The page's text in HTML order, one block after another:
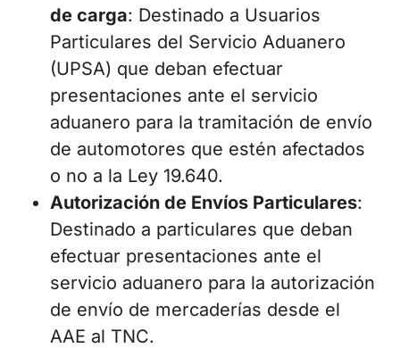
de carga: Destinado a Usuarios
Particulares del Servicio Aduanero
(UPSA) que deban efectuar
presentaciones ante el servicio
aduanero para la tramitación de envío
de automotores que estén afectados
o no a la Ley 19.640.
Autorización de Envíos Particulares:
Destinado a particulares que deban
efectuar presentaciones ante el
servicio aduanero para la autorización
de envío de mercaderías desde el
AAE al TNC.